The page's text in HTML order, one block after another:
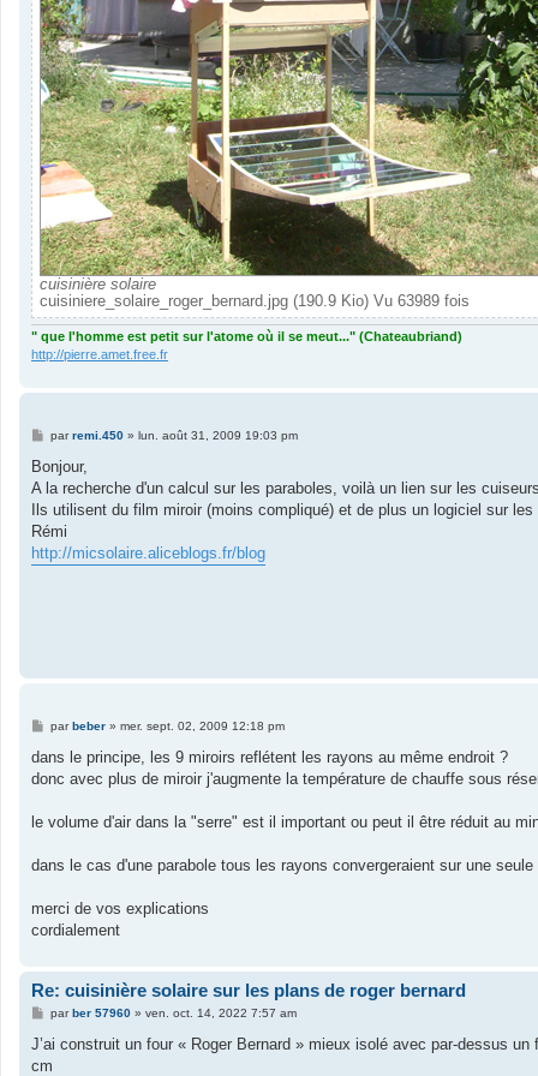
cuisinière solaire
cuisiniere_solaire_roger_bernard.jpg (190.9 Kio) Vu 63989 fois
" que l'homme est petit sur l'atome où il se meut..." (Chateaubriand)
http://pierre.amet.free.fr
M
s
a
g
parremi.450» lun. août 31, 2009 19:03 pm
Bonjour,
A la recherche d'un calcul sur les paraboles, voilà un lien sur les cuiseurs.
Ils utilisent du film miroir (moins compliqué) et de plus un logiciel sur
Rémi
http://micsolaire.aliceblogs.fr/blog
M
s
a
parbeber» mer. sept. 02, 2009 12:18 pm
dans le principe, les 9 miroirs reflétent les rayons au même endroit ?
donc avec plus de miroir j'augmente la température de chauffe sous
le volume d'air dans la "serre" est il important ou peut il être réduit au
dans le cas d'une parabole tous les rayons convergeraient sur une
merci de vos explications
cordialement
Re: cuisinière solaire sur les plans de roger bernard
M
s
a
par ber 57960» ven. oct. 14, 2022 7:57 am
J’ai construit un four « Roger Bernard » mieux isolé avec par-dessus
cm